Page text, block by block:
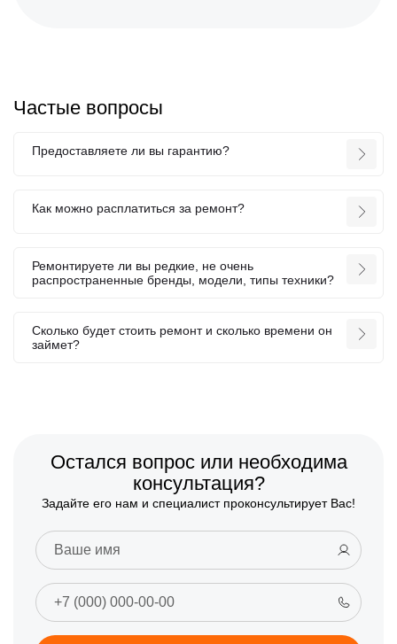
Частые вопросы
Предоставляете ли вы гарантию?
Как можно расплатиться за ремонт?
Ремонтируете ли вы редкие, не очень
распространенные бренды, модели, типы техники?
Сколько будет стоить ремонт и сколько времени он
займет?
Остался вопрос или необходима
консультация?
Задайте его нам и специалист проконсультирует Вас!